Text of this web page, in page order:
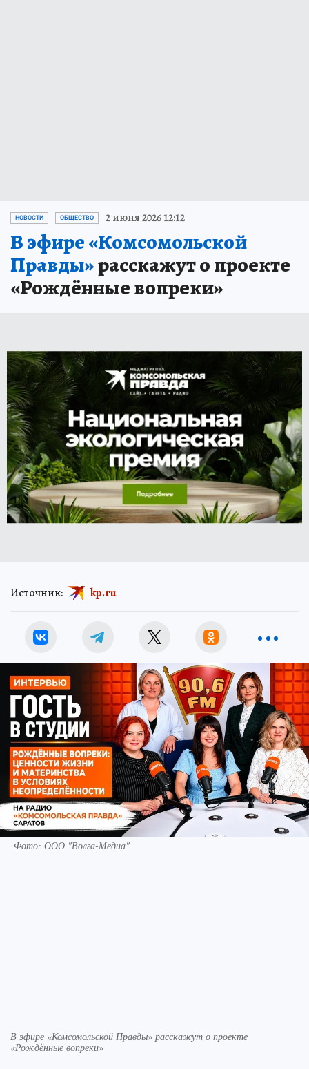
НОВОСТИ ОБЩЕСТВО 2 июня 2026 12:12
В эфире «Комсомольской
Правды»расскажут о проекте
«Рождённые вопреки»
Источник: kp.ru
Фото: ООО "Волга-Медиа"
В эфире «Комсомольской Правды» расскажут о проекте
«Рождённые вопреки»